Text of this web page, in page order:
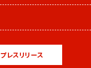
プレスリリース